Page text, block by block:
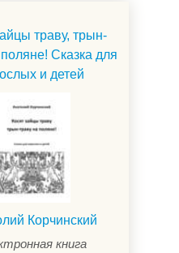
траву, трын-
Сказка для
и детей
Корчинский
книга